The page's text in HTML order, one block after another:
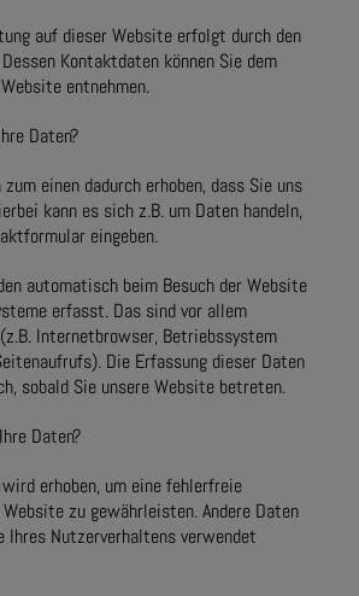
auf dieser Website erfolgt durch den
Kontaktdaten können Sie dem
entnehmen.
Daten?
einen dadurch erhoben, dass Sie uns
kann es sich z.B. um Daten handeln,
eingeben.
automatisch beim Besuch der Website
erfasst. Das sind vor allem
Internetbrowser, Betriebssystem
Die Erfassung dieser Daten
sobald Sie unsere Website betreten.
Daten?
erhoben, um eine fehlerfreie
zu gewährleisten. Andere Daten
Ihres Nutzerverhaltens verwendet